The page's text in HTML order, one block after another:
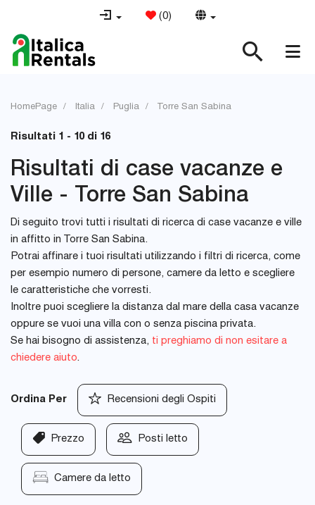
(0)
HomePage Italia Puglia Torre San Sabina
Risultati 1 - 10 di 16
Risultati di case vacanze e
Ville - Torre San Sabina
Di seguito trovi tutti i risultati di ricerca di case vacanze e ville
in affitto in Torre San Sabina.
Potrai affinare i tuoi risultati utilizzando i filtri di ricerca, come
per esempio numero di persone, camere da letto e scegliere
le caratteristiche che vorresti.
Inoltre puoi scegliere la distanza dal mare della casa vacanze
oppure se vuoi una villa con o senza piscina privata.
Se hai bisogno di assistenza, ti preghiamo di non esitare a
chiedere aiuto.
Ordina Per Recensioni degli Ospiti
Prezzo Posti letto
Camere da letto